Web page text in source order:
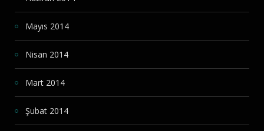
Mayıs 2014
Nisan 2014
Mart 2014
Şubat 2014